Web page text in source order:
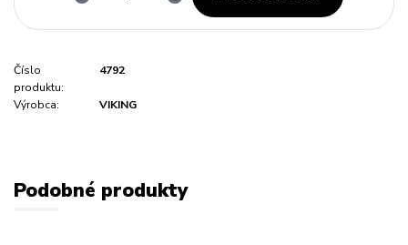
Číslo
produktu:
4792
Výrobca: VIKING
Podobné produkty